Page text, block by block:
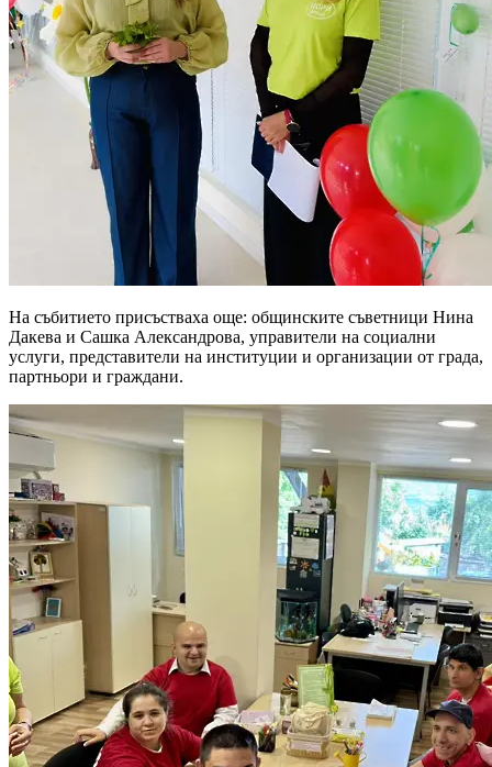
На събитието присъстваха още: общинските съветници Нина
Дакева и Сашка Александрова, управители на социални
услуги, представители на институции и организации от града,
партньори и граждани.